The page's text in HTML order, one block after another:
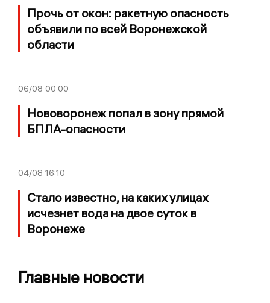
Прочь от окон: ракетную опасность
объявили по всей Воронежской
области
06/08 00:00
Нововоронеж попал в зону прямой
БПЛА-опасности
04/08 16:10
Стало известно, на каких улицах
исчезнет вода на двое суток в
Воронеже
Главные новости